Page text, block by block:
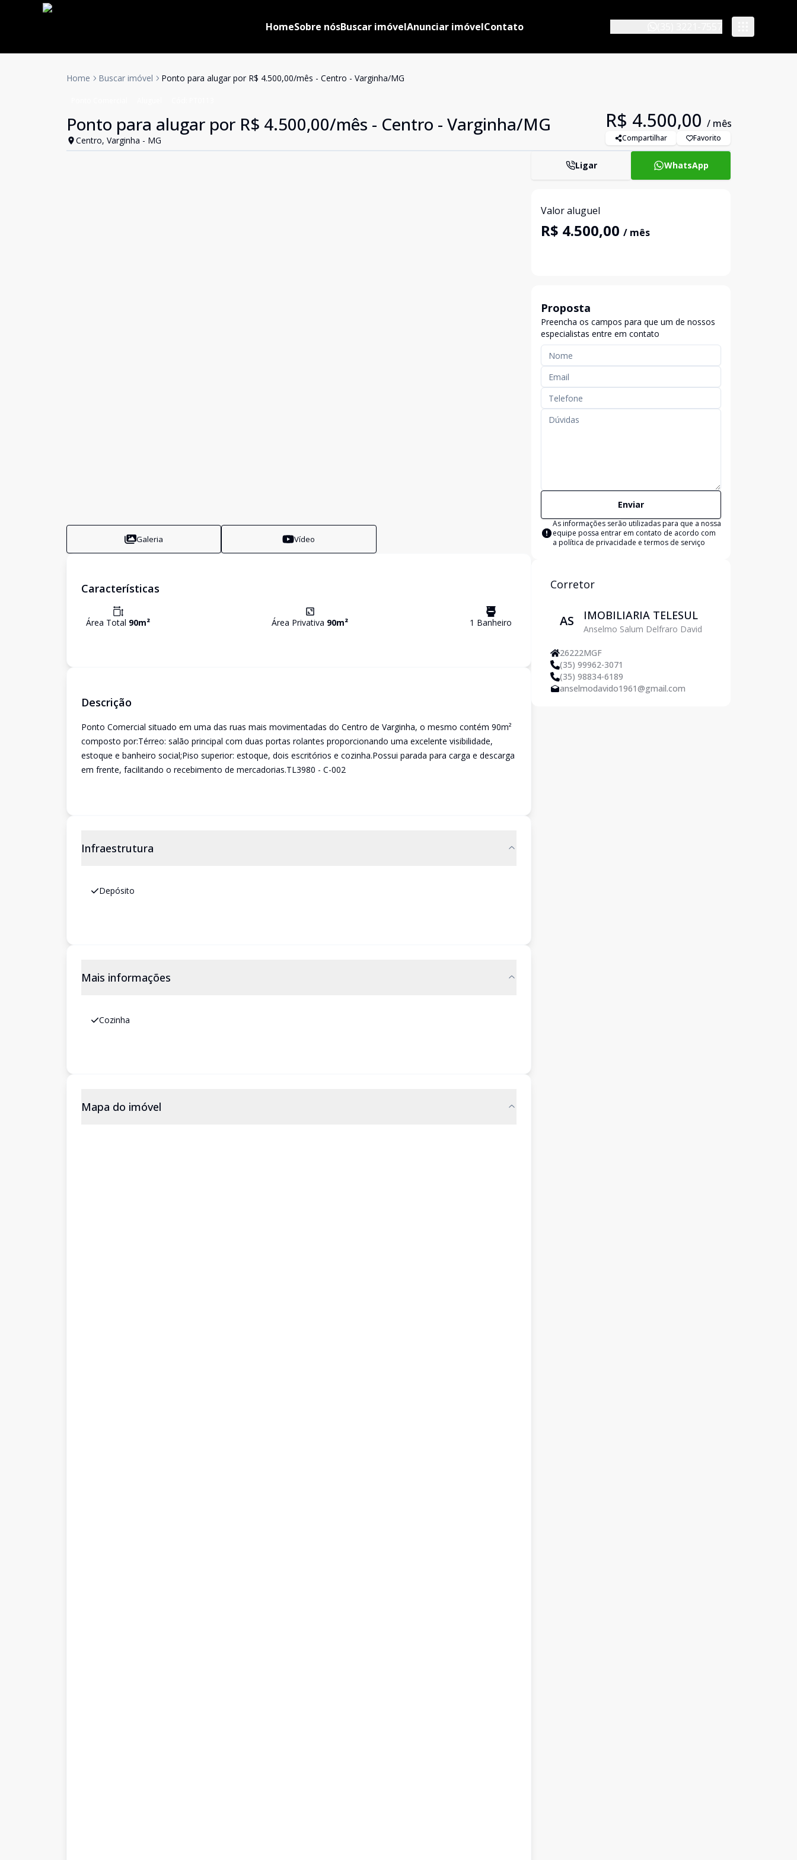
HomeSobre nósBuscar imóvelAnunciar imóvelContato
Home Buscar imóvel Ponto para alugar por R$ 4.500,00/mês - Centro - Varginha/MG
Ponto para alugar por R$ 4.500,00/mês - Centro - Varginha/MG
Centro, Varginha - MG
R$ 4.500,00 / mês
Compartilhar Favorito
Galeria Vídeo
Características
Área Total 90m² Área Privativa 90m² 1 Banheiro
Descrição
Ponto Comercial situado em uma das ruas mais movimentadas do Centro de Varginha, o mesmo contém 90m²
composto por:Térreo: salão principal com duas portas rolantes proporcionando uma excelente visibilidade,
estoque e banheiro social;Piso superior: estoque, dois escritórios e cozinha.Possui parada para carga e descarga
em frente, facilitando o recebimento de mercadorias.TL3980 - C-002
Infraestrutura
Depósito
Mais informações
Cozinha
Mapa do imóvel
Ligar WhatsApp
Valor aluguel
R$ 4.500,00 / mês
Proposta
Preencha os campos para que um de nossos
especialistas entre em contato
Enviar
As informações serão utilizadas para que a nossa
equipe possa entrar em contato de acordo com
a política de privacidade e termos de serviço
Corretor
AS IMOBILIARIA TELESUL
Anselmo Salum Delfraro David
26222MGF
(35) 99962-3071
(35) 98834-6189
anselmodavido1961@gmail.com